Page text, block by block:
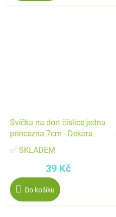
Svíčka na dort číslice jedna
princezna 7cm - Dekora
✅ SKLADEM
39 Kč
Do košíku